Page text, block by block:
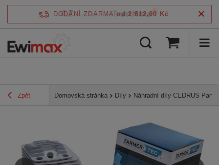
DODÁNÍ ZDARMA od 2 812,00 Kč
Zpět Domovská stránka Díly Náhradní díly CEDRUS Parts
4.7 /5 ověřeno podle